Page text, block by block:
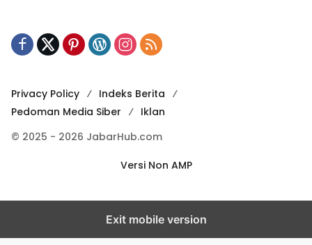
Privacy Policy
Indeks Berita
Pedoman Media Siber
Iklan
© 2025 - 2026 JabarHub.com
Versi Non AMP
Exit mobile version